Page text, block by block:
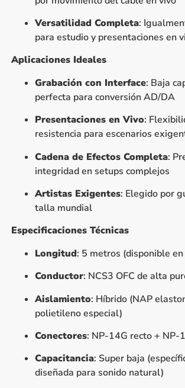
Versatilidad Completa:
para estudio y presentaciones en
Aplicaciones Ideales
Grabación con Interface: Baja
perfecta para conversión AD/DA
Presentaciones en Vivo:
resistencia para escenarios
Cadena de Efectos Completa:
integridad en setups complejos
Artistas Exigentes: Elegido por
talla mundial
Especificaciones Técnicas
Longitud: 5 metros (disponible
Conductor: NCS3 OFC de alta
Aislamiento: Híbrido (NAP
polietileno especial)
Conectores: NP-14G recto + NP-
Capacitancia: Super baja
diseñada para sonido natural)